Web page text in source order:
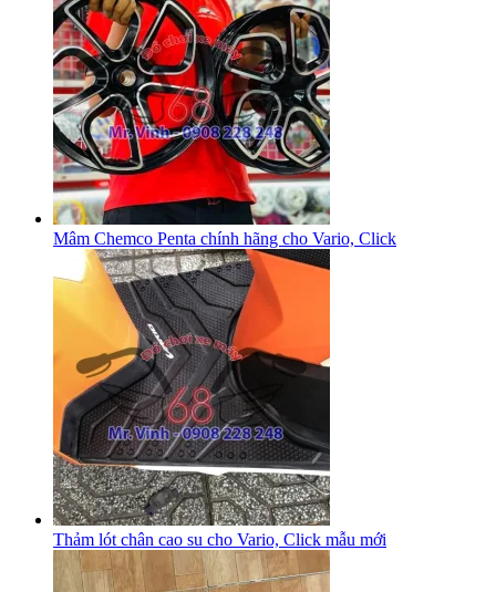
Mâm Chemco Penta chính hãng cho Vario, Click
Thảm lót chân cao su cho Vario, Click mẫu mới